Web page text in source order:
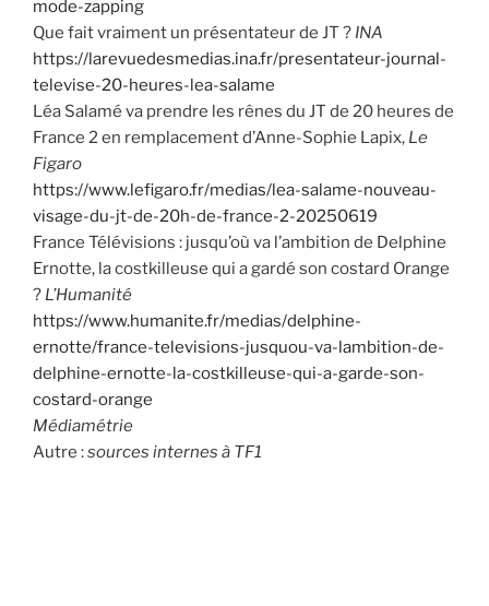
mode-zapping
Que fait vraiment un présentateur de JT ? INA
https://larevuedesmedias.ina.fr/presentateur-journal-
televise-20-heures-lea-salame
Léa Salamé va prendre les rênes du JT de 20 heures de
France 2 en remplacement d’Anne-Sophie Lapix, Le
Figaro
https://www.lefigaro.fr/medias/lea-salame-nouveau-
visage-du-jt-de-20h-de-france-2-20250619
France Télévisions : jusqu’où va l’ambition de Delphine
Ernotte, la costkilleuse qui a gardé son costard Orange
? L’Humanité
https://www.humanite.fr/medias/delphine-
ernotte/france-televisions-jusquou-va-lambition-de-
delphine-ernotte-la-costkilleuse-qui-a-garde-son-
costard-orange
Médiamétrie
Autre :sources internes à TF1